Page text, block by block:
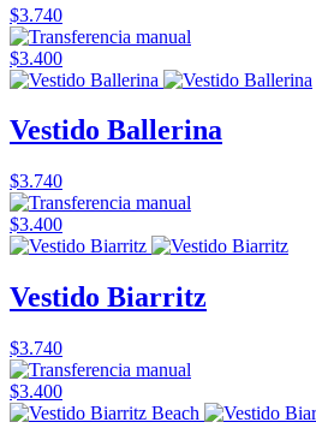
$3.740
$3.400
Vestido Ballerina
$3.740
$3.400
Vestido Biarritz
$3.740
$3.400